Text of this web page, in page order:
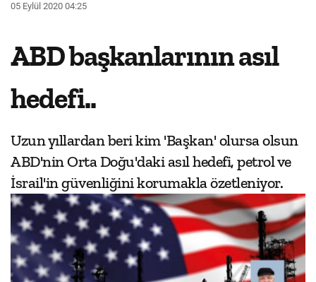
05 Eylül 2020 04:25
ABD başkanlarının asıl
hedefi..
Uzun yıllardan beri kim 'Başkan' olursa olsun
ABD'nin Orta Doğu'daki asıl hedefi, petrol ve
İsrail'in güvenliğini korumakla özetleniyor.